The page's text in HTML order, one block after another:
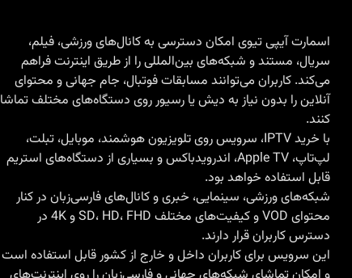
اسمارت آیپی تیوی امکان دسترسی به کانال‌های ورزشی، فیلم،
سریال، مستند و شبکه‌های بین‌المللی را از طریق اینترنت فراهم
می‌کند. کاربران می‌توانند مسابقات فوتبال، جام جهانی و محتوای
آنلاین را بدون نیاز به دیش یا رسیور روی دستگاه‌های مختلف تماشا
کنند.
با خرید IPTV
، سرویس روی تلویزیون هوشمند، موبایل، تبلت،
لپ‌تاپ، Apple TV، اندرویدباکس و بسیاری از دستگاه‌های استریم
قابل استفاده خواهد بود.
شبکه‌های ورزشی، سینمایی، خبری و کانال‌های فارسی‌زبان در کنار
محتوای VOD و کیفیت‌های مختلف SD، HD، FHD و 4K در
دسترس کاربران قرار دارند.
این سرویس برای کاربران داخل و خارج از کشور قابل استفاده است